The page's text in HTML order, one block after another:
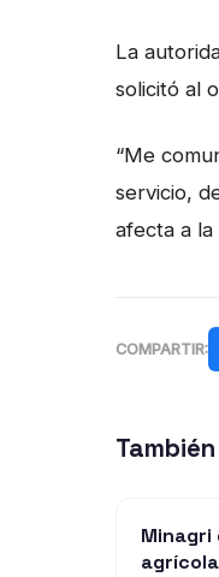
La
solicitó al
“Me
servicio,
afecta a la
COMPARTIR: